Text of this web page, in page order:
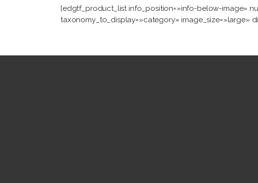
[edgtf_product_list info_position=»info-below-image»
taxonomy_to_display=»category» image_size=»large»